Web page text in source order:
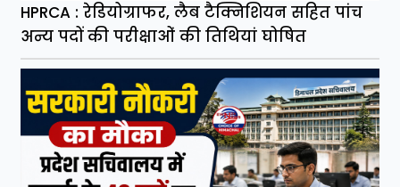
HPRCA : रेडियोग्राफर, लैब टैक्निशियन सहित पांच
अन्य पदों की परीक्षाओं की तिथियां घोषित